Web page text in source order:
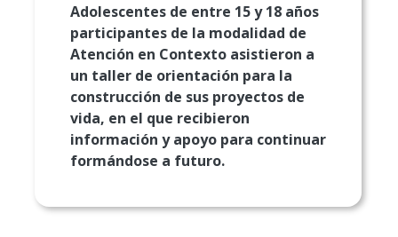
Adolescentes de entre 15 y 18 años
participantes de la modalidad de
Atención en Contexto asistieron a
un taller de orientación para la
construcción de sus proyectos de
vida, en el que recibieron
información y apoyo para continuar
formándose a futuro.